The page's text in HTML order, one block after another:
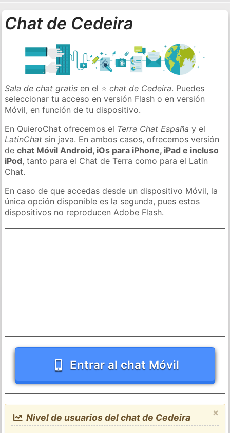
Chat de Cedeira
Sala de chat gratis en el ⭐chat de Cedeira. Puedes
seleccionar tu acceso en versión Flash o en versión
Móvil, en función de tu dispositivo.
En QuieroChat ofrecemos el Terra Chat España y el
LatinChat sin java. En ambos casos, ofrecemos versión
dechat Móvil Android, iOs para iPhone, iPad e incluso
iPod, tanto para el Chat de Terra como para el Latin
Chat.
En caso de que accedas desde un dispositivo Móvil, la
única opción disponible es la segunda, pues estos
dispositivos no reproducen Adobe Flash.
Entrar al chat Móvil
×
Nivel de usuarios del chat de Cedeira